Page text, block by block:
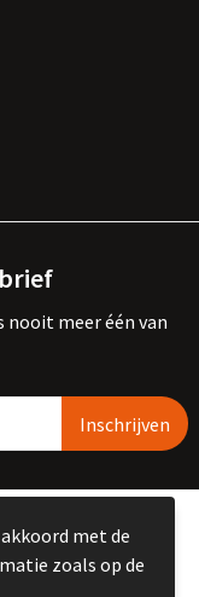
nooit meer één van
2023
met de
zoals op de